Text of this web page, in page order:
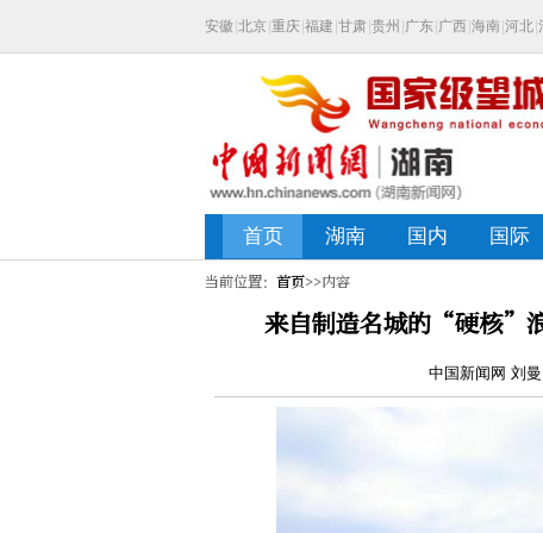
当前位置： 首页>>内容
来自制造名城的“硬核”
中国新闻网 刘